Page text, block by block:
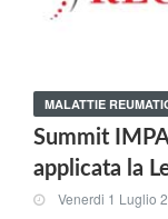
MALATTIE
Summit
applicata la
Venerdi 1 Luglio